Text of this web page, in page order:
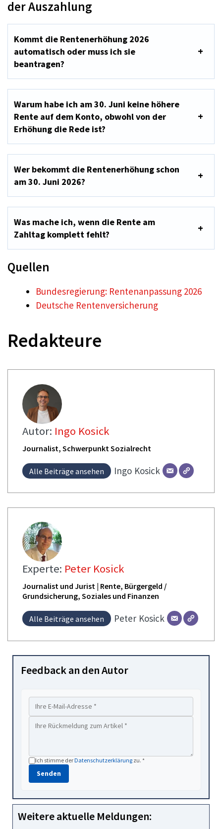
der Auszahlung
Kommt die Rentenerhöhung 2026
automatisch oder muss ich sie
beantragen?
Warum habe ich am 30. Juni keine höhere
Rente auf dem Konto, obwohl von der
Erhöhung die Rede ist?
Wer bekommt die Rentenerhöhung schon
am 30. Juni 2026?
Was mache ich, wenn die Rente am
Zahltag komplett fehlt?
Quellen
Bundesregierung: Rentenanpassung 2026
Deutsche Rentenversicherung
Redakteure
Autor: Ingo Kosick
Journalist, Schwerpunkt Sozialrecht
Alle Beiträge ansehen Ingo Kosick
Experte: Peter Kosick
Journalist und Jurist | Rente, Bürgergeld /
Grundsicherung, Soziales und Finanzen
Alle Beiträge ansehen Peter Kosick
Feedback an den Autor
Ich stimme derDatenschutzerklärung zu. *
Senden
Weitere aktuelle Meldungen: